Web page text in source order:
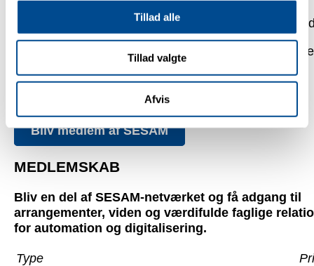
Tillad alle
Tillad valgte
Afvis
uddannelsesinstitution? Så er SESAM netværket for
Tilmeld dig vores nyhedsbrev
og få indblik i
arrangementer og inspiration direkte i din indbakke.
Bliv medlem af SESAM
MEDLEMSKAB
Bliv en del af SESAM-netværket og få adgang til
arrangementer, viden og værdifulde faglige
for automation og digitalisering.
Type